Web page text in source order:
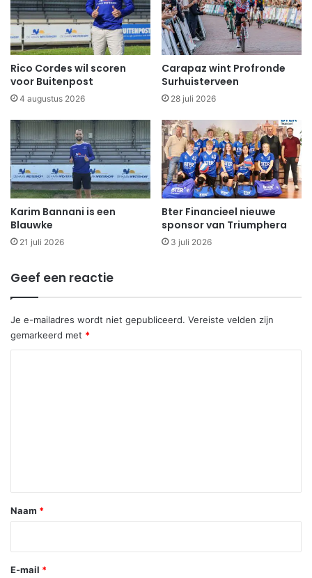
Rico Cordes wil scoren
voor Buitenpost
4 augustus 2026
Carapaz wint Profronde
Surhuisterveen
28 juli 2026
Karim Bannani is een
Blauwke
21 juli 2026
Bter Financieel nieuwe
sponsor van Triumphera
3 juli 2026
Geef een reactie
Je e-mailadres wordt niet gepubliceerd. Vereiste velden zijn
gemarkeerd met *
*
Naam *
E-mail *